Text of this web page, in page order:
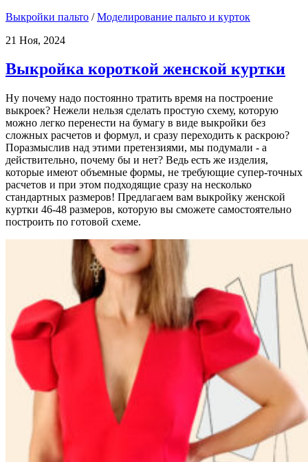
Выкройки пальто /Моделирование пальто и курток
21 Ноя, 2024
Выкройка короткой женской куртки
Ну почему надо постоянно тратить время на построение
выкроек? Нежели нельзя сделать простую схему, которую
можно легко перенести на бумагу в виде выкройки без
сложных расчетов и формул, и сразу переходить к раскрою?
Поразмыслив над этими претензиями, мы подумали - а
действительно, почему бы и нет? Ведь есть же изделия,
которые имеют объемные формы, не требующие супер-точных
расчетов и при этом подходящие сразу на несколько
стандартных размеров! Предлагаем вам выкройку женской
куртки 46-48 размеров, которую вы сможете самостоятельно
построить по готовой схеме.